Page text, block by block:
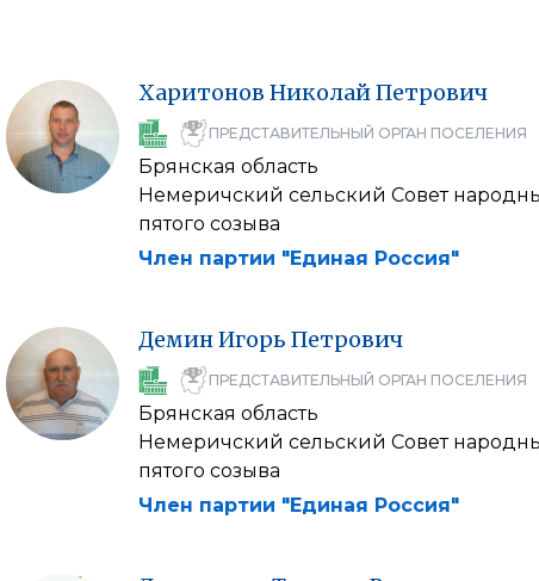
Харитонов НиколайПетрович
ПРЕДСТАВИТЕЛЬНЫЙ ОРГАН ПОСЕЛЕНИЯ
Брянская область
Немеричский сельский Совет
пятого созыва
Член партии "Единая Россия"
ДеминИгорь Петрович
ПРЕДСТАВИТЕЛЬНЫЙ ОРГАН ПОСЕЛЕНИЯ
Брянская область
Немеричский сельский Совет
пятого созыва
Член партии "Единая Россия"